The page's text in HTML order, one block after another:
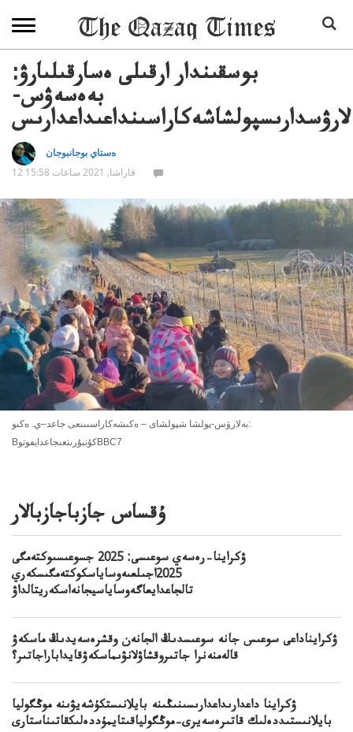
بوسقىندار ارقىلى ەسارقىلىارۋ:
بەەسەۋس-
ەستاي بوجانبوجان
12 قاراشا, 2021 ساعات 15:58
بەلارۋس-پولشا شپولشاى – ەكىشەكاراسىىنعى جاعد–ي. ەكىو:
BكۇنبۇرىنعىجاعدايفوتوBBC7
ۇقساس جازباجازبالار
ۋكراينا–رەسەي سوعىسى: 2025 جسوعىسىوكتەمگى
2025اجىلعىەوساياسكوكتەمگىسكەري
تالجاعدايعاگەوساياسيجانەاسكەريتالداۋ
ۋكرايناداعى سوعىس جانە سوعىسدىڭ الجانەن وقشرەسەيدىڭ ماسكەۋ
قالەمنەنرا جاتىروقشاۋلانۋىماسكەۋقايداباراجاتىر؟
ۋكراينا داعدارىداعدارىسىنىڭىنە بايلانىستكۇشەيۋىنە موڭگوليا
بايلانىستىددەلىك قاتىرەسەيرى–موڭگولياقىتايمۇددەلىكقاتىناستارى